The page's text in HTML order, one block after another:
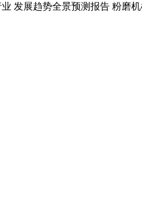
发展趋势全景预测报告 粉